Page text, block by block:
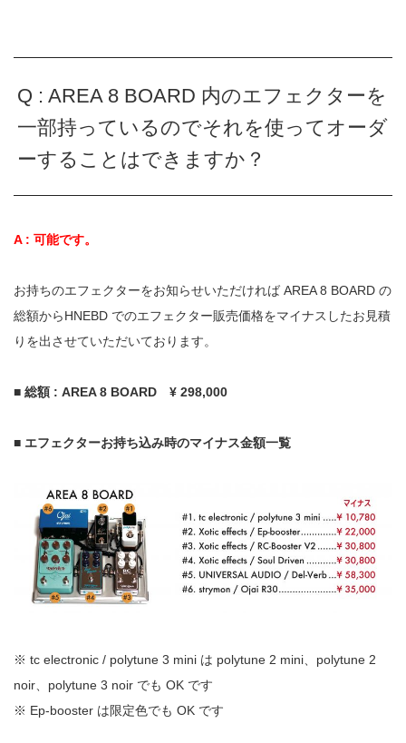
Q : AREA 8 BOARD 内のエフェクターを
一部持っているのでそれを使ってオーダ
ーすることはできますか？
A : 可能です。
お持ちのエフェクターをお知らせいただければ AREA 8 BOARD の
総額からHNEBD でのエフェクター販売価格をマイナスしたお見積
りを出させていただいております。
■ 総額: AREA 8 BOARD ¥ 298,000
■ エフェクターお持ち込み時のマイナス金額一覧
※ tc electronic / polytune 3 mini は polytune 2 mini
polytune 2
noir
polytune 3 noir でも OK です
※ Ep-booster は限定色でも OK です